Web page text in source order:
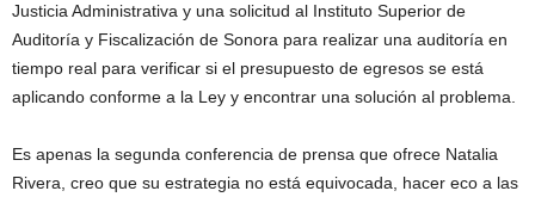
Justicia Administrativa y una solicitud al Instituto Superior de
Auditoría y Fiscalización de Sonora para realizar una auditoría en
tiempo real para verificar si el presupuesto de egresos se está
aplicando conforme a la Ley y encontrar una solución al problema.
Es apenas la segunda conferencia de prensa que ofrece Natalia
Rivera, creo que su estrategia no está equivocada, hacer eco a las